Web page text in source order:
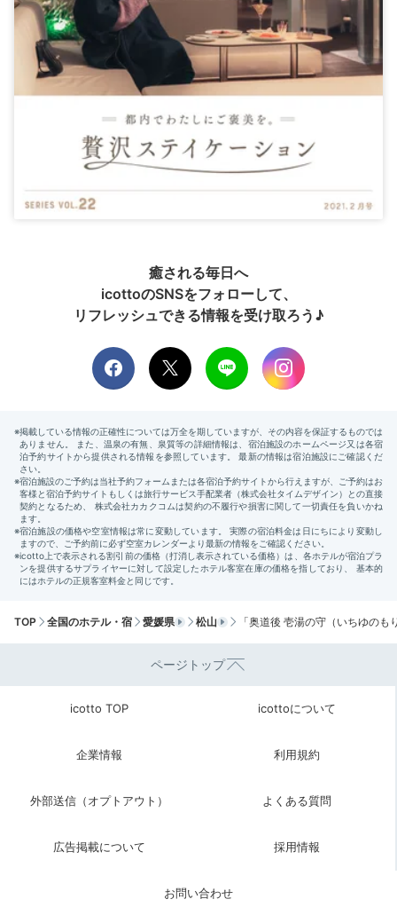
癒される毎日へ
icottoのSNSをフォローして、
リフレッシュできる情報を受け取ろう♪
TOP 全国のホテル・宿 愛媛県 松山 「奥道後 壱湯の守（いちゆのも
ページトップ
icotto TOP icottoについて
企業情報 利用規約
外部送信（オプトアウト） よくある質問
広告掲載について 採用情報
お問い合わせ